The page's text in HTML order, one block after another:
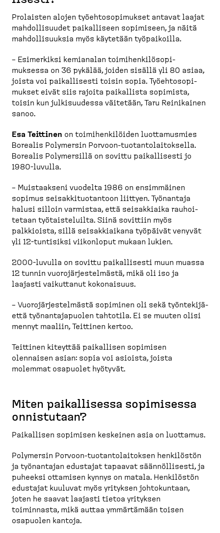
Prolaisten alojen työehto­so­pi­mukset antavat laajat
mahdol­li­suudet paikal­liseen sopimiseen, ja näitä
mahdol­li­suuksia myös käytetään työpai­koilla.
– Esimerkiksi kemianalan toimihen­ki­lö­so­pi­
muksessa on 36 pykälää, joiden sisällä yli 80 asiaa,
joista voi paikal­lisesti toisin sopia. Työehto­so­pi­
mukset eivät siis rajoita paikallista sopimista,
toisin kun julkisuudessa väitetään, Taru Reinikainen
sanoo.
Esa Teittinen on toimihen­ki­löiden luotta­musmies
Borealis Polymersin Porvoon-​tuotan­to­lai­toksella.
Borealis Polymersillä on sovittu paikal­lisesti jo
1980-​luvulla.
– Muistaakseni vuodelta 1986 on ensimmäinen
sopimus seisak­ki­tuo­tantoon liittyen. Työnantaja
halusi silloin varmistaa, että seisak­kiaika rauhoi­
tetaan työtais­te­luilta. Siinä sovittiin myös
palkkioista, sillä seisak­kiaikana työpäivät venyvät
yli 12-​tuntisiksi viikonloput mukaan lukien.
2000-​luvulla on sovittu paikal­lisesti muun muassa
12 tunnin vuorojär­jes­telmästä, mikä oli iso ja
laajasti vaikuttanut kokonaisuus.
– Vuorojär­jes­telmästä sopiminen oli sekä työntekijä-​
että työnan­ta­ja­puolen tahtotila. Ei se muuten olisi
mennyt maaliin, Teittinen kertoo.
Teittinen kiteyttää paikallisen sopimisen
olennaisen asian: sopia voi asioista, joista
molemmat osapuolet hyötyvät.
Miten paikal­lisessa sopimisessa
onnistutaan?
Paikallisen sopimisen keskeinen asia on luottamus.
Polymersin Porvoon-​tuotan­to­lai­toksen henkilöstön
ja työnantajan edustajat tapaavat säännöl­lisesti, ja
puheeksi ottamisen kynnys on matala. Henkilöstön
edustajat kuuluvat myös yrityksen johtokuntaan,
joten he saavat laajasti tietoa yrityksen
toiminnasta, mikä auttaa ymmärtämään toisen
osapuolen kantoja.